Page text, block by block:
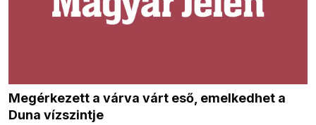
Megérkezett a várva várt eső, emelkedhet a
Duna vízszintje